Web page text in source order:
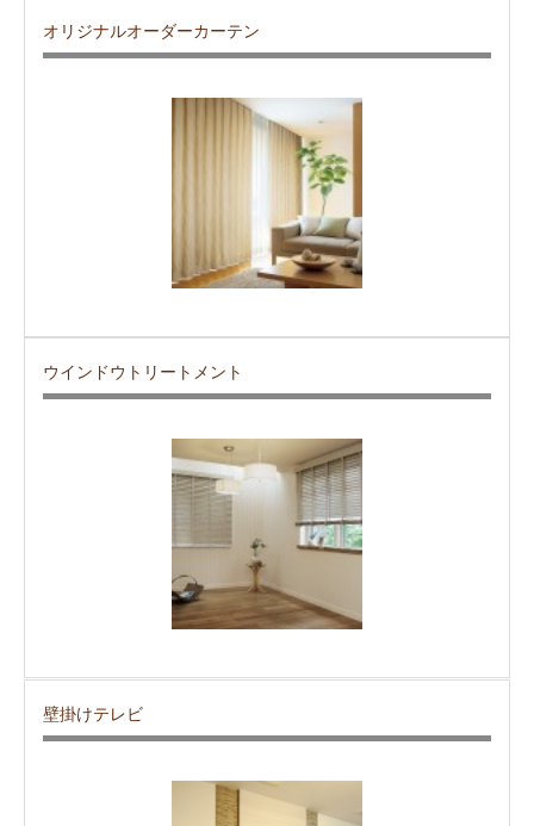
オリジナルオーダーカーテン
ウインドウトリートメント
壁掛けテレビ